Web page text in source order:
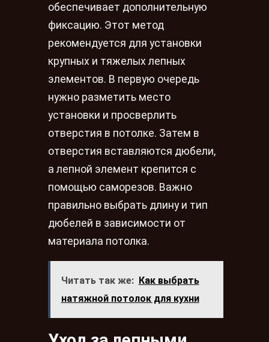
обеспечивает дополнительную
фиксацию. Этот метод
рекомендуется для установки
крупных и тяжелых лепных
элементов. В первую очередь
нужно разметить место
установки и просверлить
отверстия в потолке. Затем в
отверстия вставляются дюбели,
а лепной элемент крепится с
помощью саморезов. Важно
правильно выбрать длину и тип
дюбелей в зависимости от
материала потолка.
Читать так же:
Как выбрать
натяжной потолок для кухни